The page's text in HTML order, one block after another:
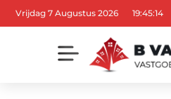
Vrijdag 7 Augustus 2026 19:45:15